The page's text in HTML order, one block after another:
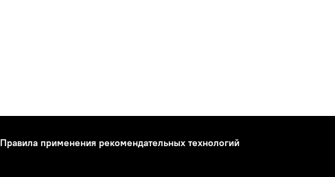
Правила применения рекомендательных технологий